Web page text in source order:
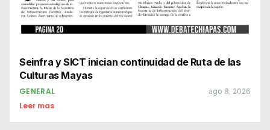
Seinfra y SICT inician continuidad de Ruta de las
Culturas Mayas
GENERAL ago 8, 2026
Leer mas